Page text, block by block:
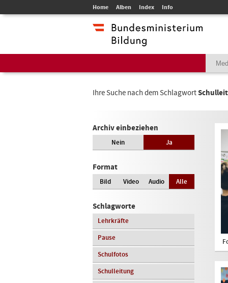
Home Alben Index Info
Ihre Suche nach dem Schlagwort
Archiv einbeziehen
Nein Ja
Format
Bild Video Audio Alle
Schlagworte
Lehrkräfte
Pause
Schulfotos
Schulleitung